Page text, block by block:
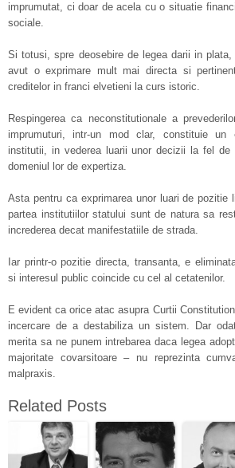
imprumutat, ci doar de acela cu o situatie
sociale.
Si totusi, spre deosebire de legea darii in
avut o exprimare mult mai directa si
creditelor in franci elvetieni la curs istoric.
Respingerea ca neconstitutionale a
imprumuturi, intr-un mod clar, constituie
institutii, in vederea luarii unor decizii la fel de
domeniul lor de expertiza.
Asta pentru ca exprimarea unor luari de pozitie
partea institutiilor statului sunt de natura sa
increderea decat manifestatiile de strada.
Iar printr-o pozitie directa, transanta, e
si interesul public coincide cu cel al cetatenilor.
E evident ca orice atac asupra Curtii
incercare de a destabiliza un sistem. Dar
merita sa ne punem intrebarea daca legea
majoritate covarsitoare – nu reprezinta
malpraxis.
Related Posts